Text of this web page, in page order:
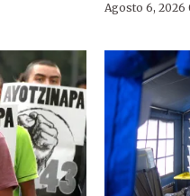
Agosto 6, 2026